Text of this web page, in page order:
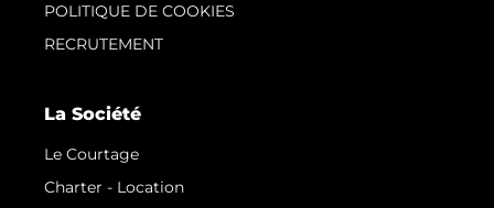
POLITIQUE DE COOKIES
RECRUTEMENT
La Société
Le Courtage
Charter - Location